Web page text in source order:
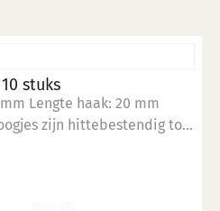
stuks
Lengte haak: 20 mm
zijn hittebestendig tot
te verwerken Verpakt in